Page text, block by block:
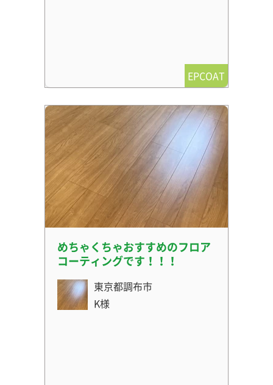
EPCOAT
めちゃくちゃおすすめのフロア
コーティングです！！！
東京都調布市
K様